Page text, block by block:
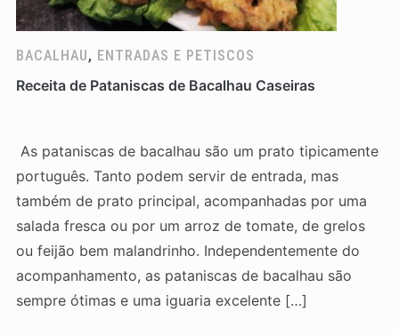
BACALHAU, ENTRADAS E PETISCOS
Receita de Pataniscas de Bacalhau Caseiras
As pataniscas de bacalhau são um prato tipicamente
português. Tanto podem servir de entrada, mas
também de prato principal, acompanhadas por uma
salada fresca ou por um arroz de tomate, de grelos
ou feijão bem malandrinho. Independentemente do
acompanhamento, as pataniscas de bacalhau são
sempre ótimas e uma iguaria excelente […]